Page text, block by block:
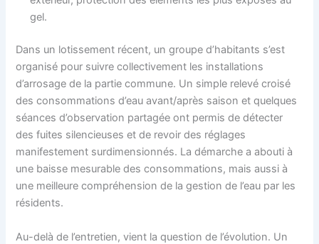
gel.
Dans un lotissement récent, un groupe d’habitants s’est
organisé pour suivre collectivement les installations
d’arrosage de la partie commune. Un simple relevé croisé
des consommations d’eau avant/après saison et quelques
séances d’observation partagée ont permis de détecter
des fuites silencieuses et de revoir des réglages
manifestement surdimensionnés. La démarche a abouti à
une baisse mesurable des consommations, mais aussi à
une meilleure compréhension de la gestion de l’eau par les
résidents.
Au-delà de l’entretien, vient la question de l’évolution. Un